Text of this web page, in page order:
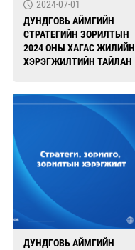
2024-07-01
ДУНДГОВЬ АЙМГИЙН
СТРАТЕГИЙН ЗОРИЛТЫН
2024 ОНЫ ХАГАС ЖИЛИЙН
ХЭРЭГЖИЛТИЙН ТАЙЛАН
ДУНДГОВЬ АЙМГИЙН